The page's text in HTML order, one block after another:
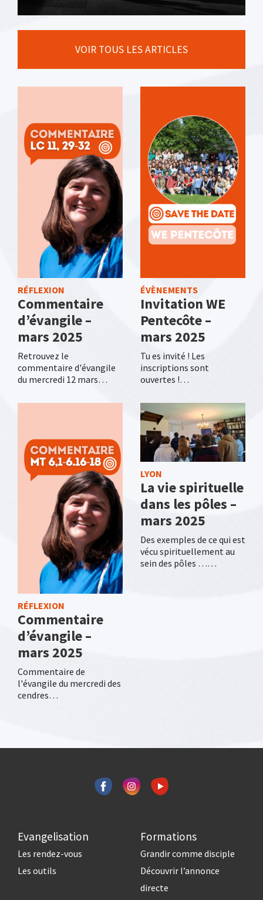
VOIR TOUS LES ARTICLES
RÉFLEXION
Commentaire
d’évangile –
mars 2025
Retrouvez le
commentaire d'évangile
du mercredi 12 mars…
RÉFLEXION
Commentaire
d’évangile –
mars 2025
Commentaire de
l'évangile du mercredi des
cendres…
ÉVÈNEMENTS
Invitation WE
Pentecôte –
mars 2025
Tu es invité ! Les
inscriptions sont
ouvertes !…
LYON
La vie spirituelle
dans les pôles –
mars 2025
Des exemples de ce qui est
vécu spirituellement au
sein des pôles ……
Evangelisation
Les rendez-vous
Les outils
Formations
Grandir comme disciple
Découvrir l’annonce
directe